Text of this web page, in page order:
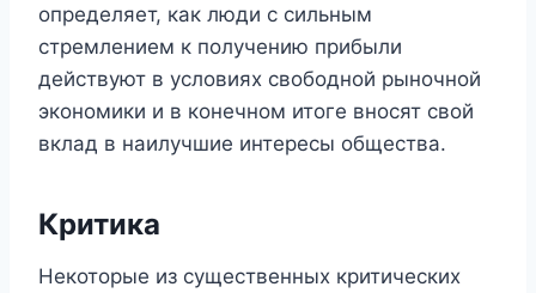
определяет, как люди с сильным
стремлением к получению прибыли
действуют в условиях свободной рыночной
экономики и в конечном итоге вносят свой
вклад в наилучшие интересы общества.
Критика
Некоторые из существенных критических